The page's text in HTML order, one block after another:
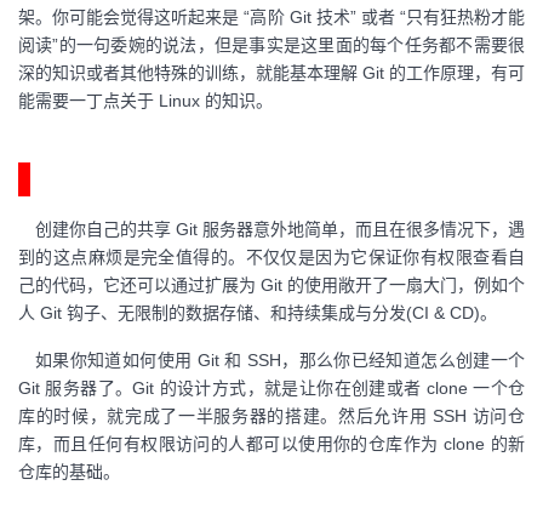
者
我
客
论
坛
的
圈
子
我
的
直
播
我
的
活
动
我
的
关
我
的
我
架。你可能会觉得这听起来是 “高阶 Git 技术” 或者 “只有狂热粉才能
阅读”的一句委婉的说法，但是事实是这里面的每个任务都不需要很
深的知识或者其他特殊的训练，就能基本理解 Git 的工作原理，有可
能需要一丁点关于 Linux 的知识。
创建你自己的共享 Git 服务器意外地简单，而且在很多情况下，遇
到的这点麻烦是完全值得的。不仅仅是因为它保证你有权限查看自
己的代码，它还可以通过扩展为 Git 的使用敞开了一扇大门，例如个
人 Git 钩子、无限制的数据存储、和持续集成与分发(CI & CD)。
如果你知道如何使用 Git 和 SSH，那么你已经知道怎么创建一个
Git 服务器了。Git 的设计方式，就是让你在创建或者 clone 一个仓
库的时候，就完成了一半服务器的搭建。然后允许用 SSH 访问仓
库，而且任何有权限访问的人都可以使用你的仓库作为 clone 的新
仓库的基础。